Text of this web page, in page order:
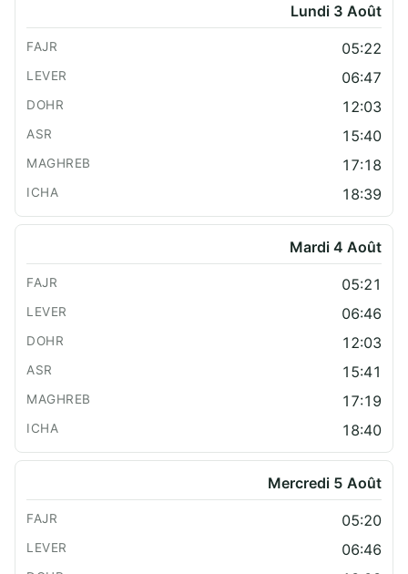
Lundi 3 Août
05:22
06:47
12:03
15:40
17:18
18:39
Mardi 4 Août
05:21
06:46
12:03
15:41
17:19
18:40
Mercredi 5 Août
05:20
06:46